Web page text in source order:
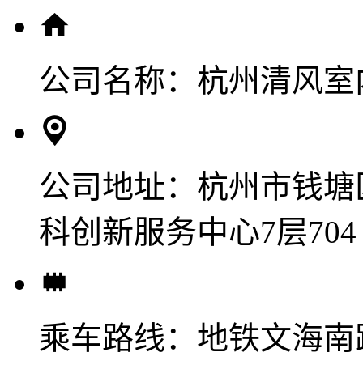
公司名称： 杭州清风
公司地址： 杭州市钱
科创新服务中心7层704
乘车路线： 地铁文海